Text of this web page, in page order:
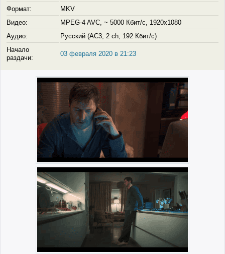
Формат:
MKV
Видео:
MPEG-4 AVC, ~ 5000 Кбит/с, 1920x1080
Аудио:
Русский (AC3, 2 ch, 192 Кбит/с)
Начало
раздачи:
03 февраля 2020 в 21:23